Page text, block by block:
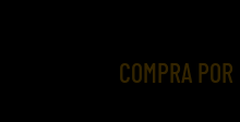
COMPRA